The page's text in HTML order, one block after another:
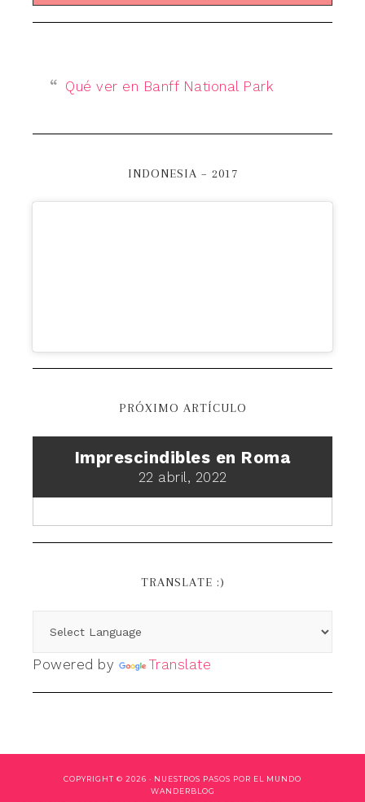
Qué ver en Banff National Park
INDONESIA – 2017
PRÓXIMO ARTÍCULO
Imprescindibles en Roma
22 abril, 2022
TRANSLATE :)
Powered by Translate
COPYRIGHT © 2026 · NUESTROS PASOS POR EL MUNDO
WANDERBLOG